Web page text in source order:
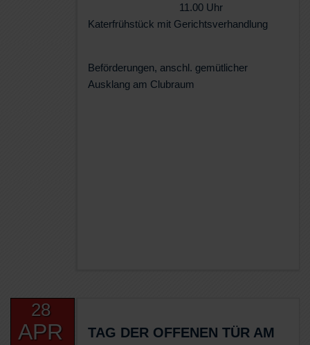
11.00 Uhr
Katerfrühstück mit Gerichtsverhandlung
Beförderungen, anschl. gemütlicher
Ausklang am Clubraum
28
APR
TAG DER OFFENEN TÜR AM